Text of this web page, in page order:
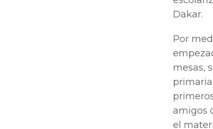
Dakar.
Por
mesas,
amigos
el